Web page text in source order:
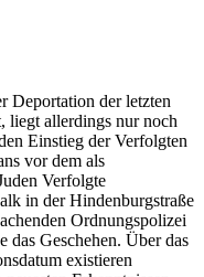
Deportation der letzten
liegt allerdings nur noch
Einstieg der Verfolgten
vor dem als
Verfolgte
in der Hindenburgstraße
Ordnungspolizei
das Geschehen. Über das
existieren